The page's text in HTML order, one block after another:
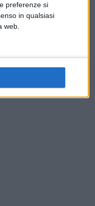
preferenze si
in qualsiasi
web.